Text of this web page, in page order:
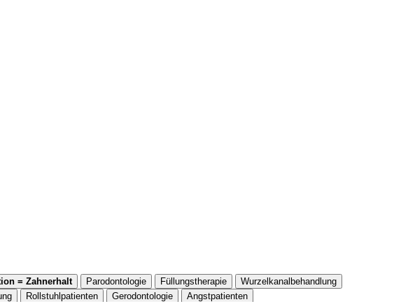
= Zahnerhalt Parodontologie Füllungstherapie
Wurzelkanalbehandlung
Rollstuhlpatienten Gerodontologie Angstpatienten